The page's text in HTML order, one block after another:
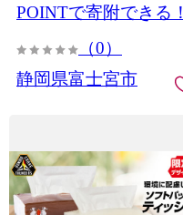
POINTで寄附できる！
（0）
静岡県富士宮市